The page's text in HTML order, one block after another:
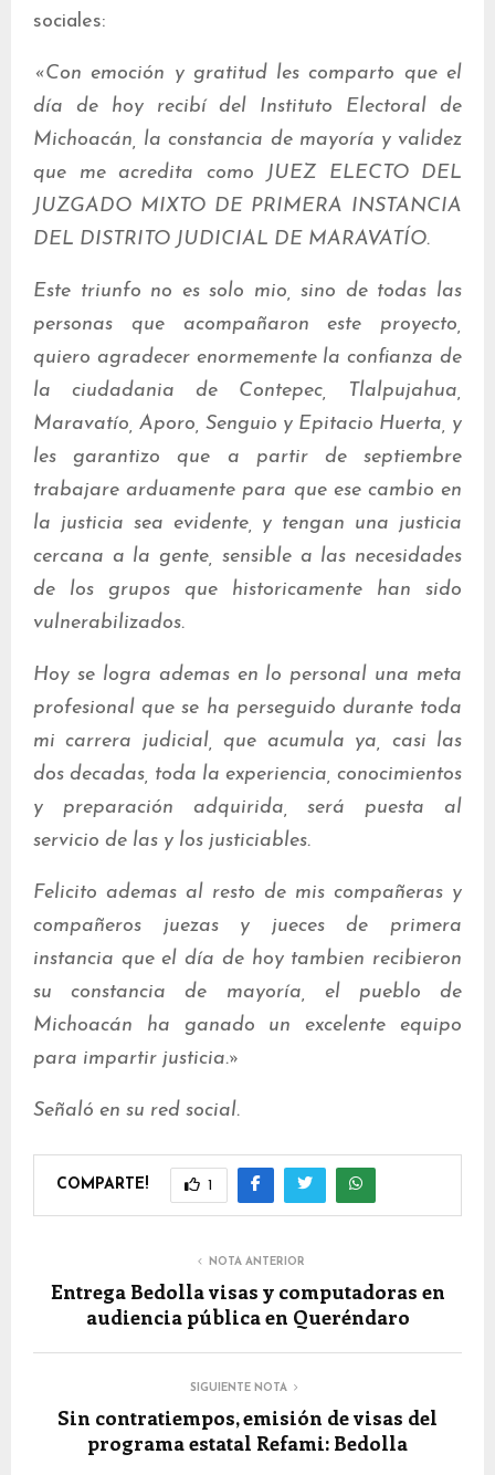
sociales:
«Con emoción y gratitud les comparto que el
día de hoy recibí del Instituto Electoral de
Michoacán, la constancia de mayoría y validez
que me acredita como JUEZ ELECTO DEL
JUZGADO MIXTO DE PRIMERA INSTANCIA
DEL DISTRITO JUDICIAL DE MARAVATÍO.
Este triunfo no es solo mio, sino de todas las
personas que acompañaron este proyecto,
quiero agradecer enormemente la confianza de
la ciudadania de Contepec, Tlalpujahua,
Maravatío, Aporo, Senguio y Epitacio Huerta, y
les garantizo que a partir de septiembre
trabajare arduamente para que ese cambio en
la justicia sea evidente, y tengan una justicia
cercana a la gente, sensible a las necesidades
de los grupos que historicamente han sido
vulnerabilizados.
Hoy se logra ademas en lo personal una meta
profesional que se ha perseguido durante toda
mi carrera judicial, que acumula ya, casi las
dos decadas, toda la experiencia, conocimientos
y preparación adquirida, será puesta al
servicio de las y los justiciables.
Felicito ademas al resto de mis compañeras y
compañeros juezas y jueces de primera
instancia que el día de hoy tambien recibieron
su constancia de mayoría, el pueblo de
Michoacán ha ganado un excelente equipo
para impartir justicia.»
Señaló en su red social.
COMPARTE! 1
NOTA ANTERIOR
Entrega Bedolla visas y computadoras en
audiencia pública en Queréndaro
SIGUIENTE NOTA
Sin contratiempos, emisión de visas del
programa estatal Refami: Bedolla